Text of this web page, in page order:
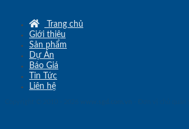
Trang chủ
Giới thiệu
Sản phẩm
Dự Án
Báo Giá
Tin Tức
Liên hệ